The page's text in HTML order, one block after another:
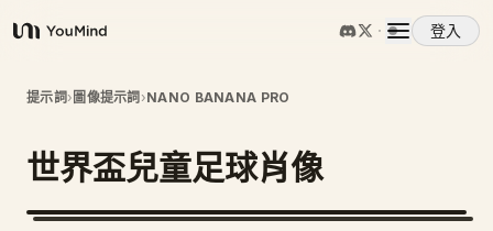
YouMind
登入
概覽
使用案例
提示詞› 圖像提示詞 ›NANO BANANA PRO
世界盃兒童足球肖像